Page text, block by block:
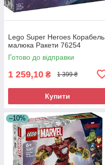
Lego Super Heroes Корабель
малюка Ракети 76254
Готово до відправки
1 259,10 ₴ 1 399 ₴
Купити
–10%